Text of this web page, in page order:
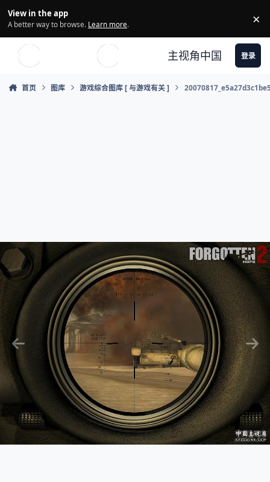
View in the app
A better way to browse. Learn more. ×
主视角中国 登录
首页 图库 游戏综合图库 [ 与游戏有关 ]